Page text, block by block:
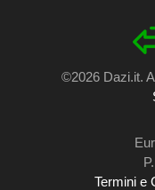
©2026 Dazi.it.
Termini e